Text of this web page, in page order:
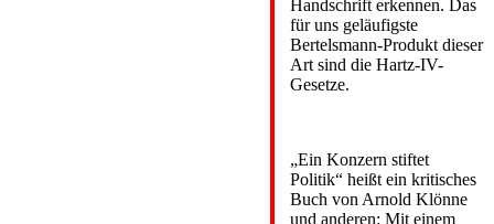
Handschrift erkennen. Das
für uns geläufigste
Bertelsmann-Produkt dieser
Art sind die Hartz-IV-
Gesetze.
„Ein Konzern stiftet
Politik“ heißt ein kritisches
Buch von Arnold Klönne
und anderen: Mit einem